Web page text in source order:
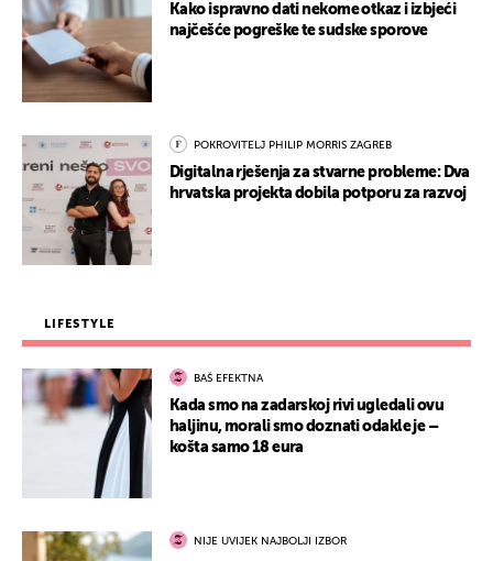
Kako ispravno dati nekome otkaz i izbjeći
najčešće pogreške te sudske sporove
POKROVITELJ PHILIP MORRIS ZAGREB
Digitalna rješenja za stvarne probleme: Dva
hrvatska projekta dobila potporu za razvoj
LIFESTYLE
BAŠ EFEKTNA
Kada smo na zadarskoj rivi ugledali ovu
haljinu, morali smo doznati odakle je –
košta samo 18 eura
NIJE UVIJEK NAJBOLJI IZBOR